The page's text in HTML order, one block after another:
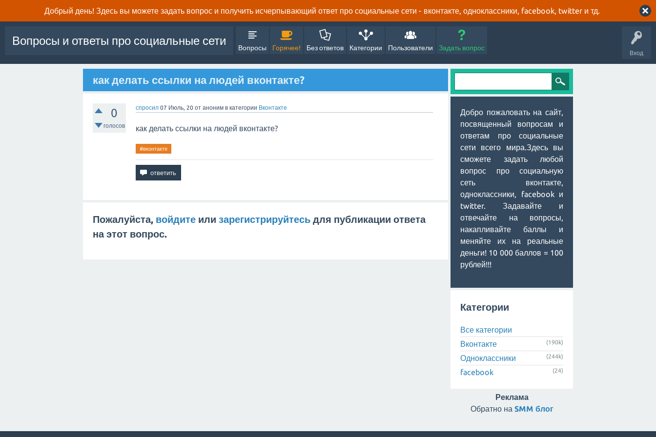
Добрый день! Здесь вы можете задать вопрос и получить исчерпывающий ответ про социальные сети - вконтакте, одноклассники, facebook, twitter и тд.
Вход
Вопросы и ответы про социальные сети
Вопросы Горячее! Без ответов Категории Пользователи Задать вопрос
как делать ссылки на людей вконтакте?
0
голосов
спросил 07 Июль, 20 от аноним в категории Вконтакте
как делать ссылки на людей вконтакте?
#вконтакте
Пожалуйста, войдите или зарегистрируйтесь для публикации ответа
на этот вопрос.
Добро пожаловать на сайт,
посвященный вопросам и
ответам про социальные
сети всего мира.Здесь вы
сможете задать любой
вопрос про социальную
сеть вконтакте,
одноклассники, facebook и
twitter. Задавайте и
отвечайте на вопросы,
накапливайте баллы и
меняйте их на реальные
деньги! 10 000 баллов = 100
рублей!!!
Категории
Все категории
Вконтакте
(190k)
Одноклассники (244k)
facebook (24)
Реклама
Обратно на SMM блог